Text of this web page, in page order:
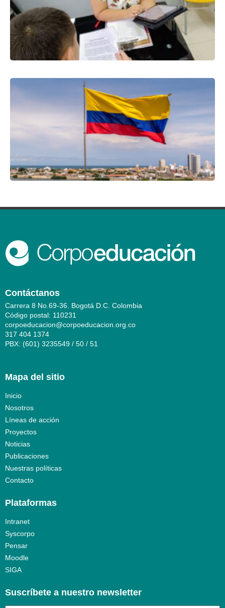
Contáctanos
Carrera 8 No.69-36. Bogotá D.C. Colombia
Código postal: 110231
corpoeducacion@corpoeducacion.org.co
317 404 1374
PBX: (601) 3235549 / 50 / 51
Mapa del sitio
Inicio
Nosotros
Líneas de acción
Proyectos
Noticias
Publicaciones
Nuestras políticas
Contacto
Plataformas
Intranet
Syscorpo
Pensar
Moodle
SIGA
Suscríbete a nuestro newsletter​